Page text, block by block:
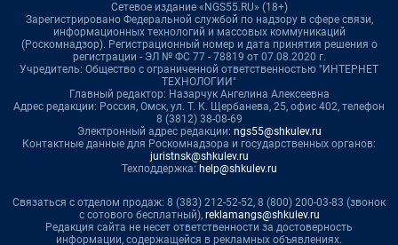
Сетевое издание «NGS55.RU» (18+)
Зарегистрировано Федеральной службой по надзору в сфере связи,
информационных технологий и массовых коммуникаций
(Роскомнадзор). Регистрационный номер и дата принятия решения о
регистрации - ЭЛ № ФС 77 - 78819 от 07.08.2020 г.
Учредитель: Общество с ограниченной ответственностью "ИНТЕРНЕТ
ТЕХНОЛОГИИ"
Главный редактор: Назарчук Ангелина Алексеевна
Адрес редакции: Россия, Омск, ул. Т. К. Щербанева, 25, офис 402, телефон
8 (3812) 38-08-69
Электронный адрес редакции: ngs55@shkulev.ru
Контактные данные для Роскомнадзора и государственных органов:
juristnsk@shkulev.ru
Техподдержка: help@shkulev.ru
Связаться с отделом продаж: 8 (383) 212-52-52, 8 (800) 200-03-83 (звонок
с сотового бесплатный), reklamangs@shkulev.ru
Редакция сайта не несет ответственности за достоверность
информации, содержащейся в рекламных объявлениях.